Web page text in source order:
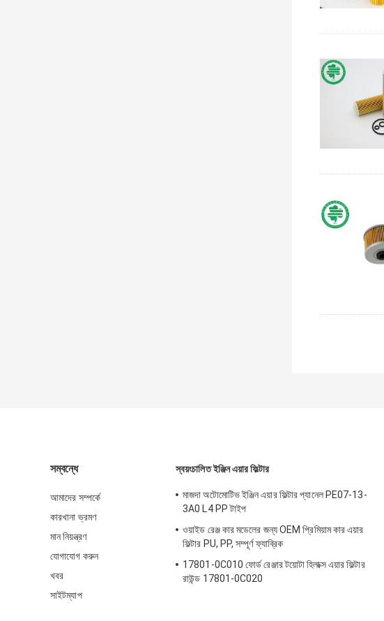
সম্বন্ধে
আমাদের সম্পর্কে
কারখানা ভ্রমণ
মান নিয়ন্ত্রণ
যোগাযোগ করুন
খবর
সাইটম্যাপ
স্বয়ংচালিত ইঞ্জিন এয়ার ফিল্টার
মাজদা অটোমোটিভ ইঞ্জিন এয়ার ফিল্টার প্যানেল PE07-13-
3A0 L4 PP টাইপ
ওয়াইড রেঞ্জ কার মডেলের জন্য OEM প্রিমিয়াম কার এয়ার
ফিল্টার PU, PP, সম্পূর্ণ ফ্যাব্রিক
17801-0C010 ফোর্ড রেঞ্জার টয়োটা হিলাক্স এয়ার ফিল্টার
রাউন্ড 17801-0C020